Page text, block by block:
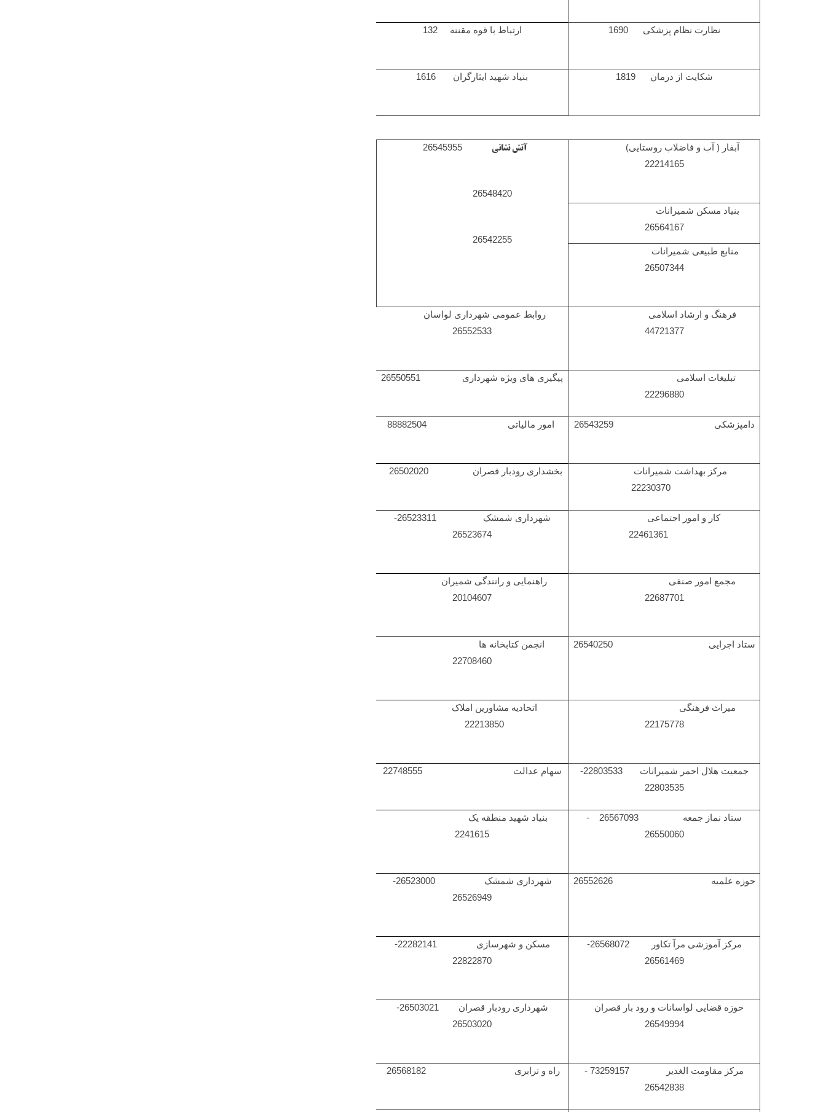
نظارت نظام پزشکی 1690 ارتباط با قوه مقننه 132
شکایت از درمان 1819 بنیاد شهید ایثارگران 1616
آبفار ( آب و فاضلاب روستایی)
22214165
آتش نشانی26545955
26548420
26542255
بنیاد مسکن شمیرانات
26564167
منابع طبیعی شمیرانات
26507344
فرهنگ و ارشاد اسلامی
44721377
روابط عمومی شهرداری لواسان
26552533
تبلیغات اسلامی
22296880
پیگیری های ویژه شهرداری 26550551
دامپزشکی 26543259 امور مالیاتی 88882504
مرکز بهداشت شمیرانات
22230370
بخشداری رودبار قصران 26502020
کار و امور اجتماعی
شهرداری شمشک 26523311-
26523674
مجمع امور صنفی
22687701
راهنمایی و رانندگی شمیران
20104607
ستاد اجرایی 26540250
انجمن کتابخانه ها
22708460
میراث فرهنگی
22175778
اتحادیه مشاورین املاک
22213850
جمعیت هلال احمر شمیرانات 22803533-
22803535
سهام عدالت 22748555
ستاد نماز جمعه 26567093 -
26550060
بنیاد شهید منطقه یک
2241615
حوزه علمیه 26552626
شهرداری شمشک 26523000-
26526949
مرکز آموزشی مرآ تکاور 26568072-
26561469
مسکن و شهرسازی 22282141-
22822870
حوزه قضایی لواسانات و رود بار قصران
26549994
شهرداری رودبار قصران 26503021-
26503020
مرکز مقاومت الغدیر 73259157 -
26542838
راه و ترابری 26568182